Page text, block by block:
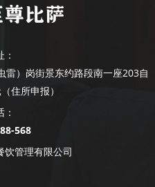
雷）岗街景东约路段南一座203自
住所申报）
：
568
饮管理有限公司